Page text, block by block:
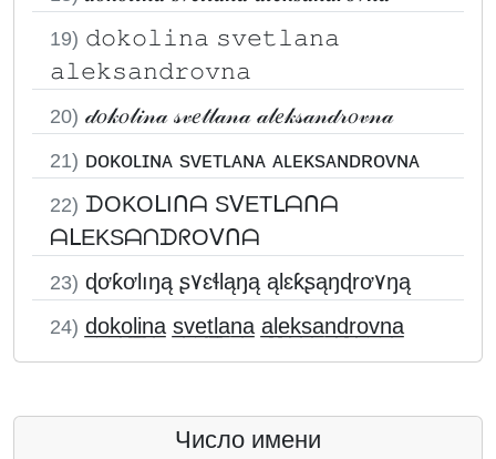
19) 𝚍𝚘𝚔𝚘𝚕𝚒𝚗𝚊 𝚜𝚟𝚎𝚝𝚕𝚊𝚗𝚊
𝚊𝚕𝚎𝚔𝚜𝚊𝚗𝚍𝚛𝚘𝚟𝚗𝚊
20) 𝒹𝑜𝓀𝑜𝓁𝒾𝓃𝒶 𝓈𝓋𝑒𝓉𝓁𝒶𝓃𝒶 𝒶𝓁𝑒𝓀𝓈𝒶𝓃𝒹𝓇𝑜𝓋𝓃𝒶
21) ᴅᴏᴋᴏʟɪɴᴀ sᴠᴇᴛʟᴀɴᴀ ᴀʟᴇᴋsᴀɴᴅʀᴏᴠɴᴀ
22) ᗪOKOᒪIᑎᗩ SᐯETᒪᗩᑎᗩ
ᗩᒪEKSᗩᑎᗪᖇOᐯᑎᗩ
23) ɖơƙơƖıŋą ʂ۷ɛɬƖąŋą ąƖɛƙʂąŋɖrơ۷ŋą
24) d̲o̲k̲o̲l̲i̲n̲a̲ s̲v̲e̲t̲l̲a̲n̲a̲ a̲l̲e̲k̲s̲a̲n̲d̲r̲o̲v̲n̲a̲
Число имени